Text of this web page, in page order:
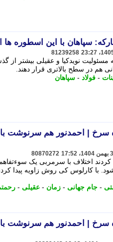
سپاهان با این اسطوره ها
81239258
نویدکیا و عقیلی بیشتر از
هم در سطح بالاتری قرار دهند.
- فولاد - سپاهان
سرخ | احمدنور هم سرنوشت
80870272
اختلاف با سرمربی یک سوءتفاهم
با کارلوس کی روش زاویه پیدا
- جام جهانی - زمان - عقیلی -
سرخ | احمدنور هم سرنوشت